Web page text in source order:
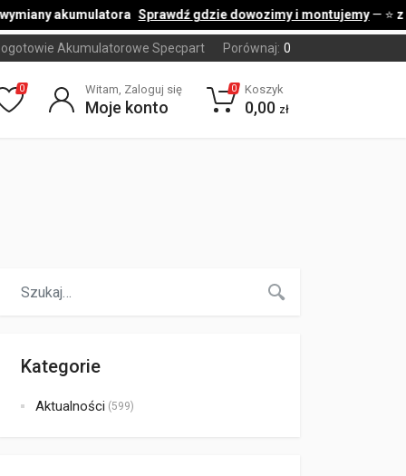
akumulatora Sprawdź gdzie dowozimy i montujemy— ⭐ z
Akumulatorowe Specpart Porównaj: 0
0 Witam, Zaloguj się
Moje konto
0 Koszyk
0,00 zł
Kategorie
Aktualności (599)